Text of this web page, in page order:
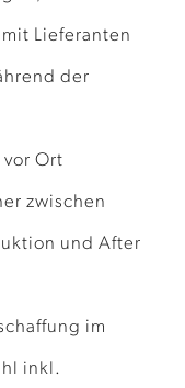
Lieferanten
der
Ort
zwischen
und After
im
inkl.